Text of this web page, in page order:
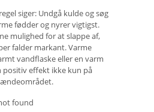
siger: Undgå kulde og søg
fødder og nyrer vigtigst.
mulighed for at slappe af,
falder markant. Varme
vandflaske eller en varm
positiv effekt ikke kun på
found